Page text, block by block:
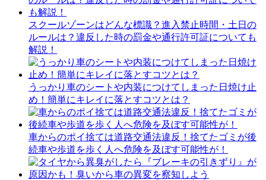
スクールゾーンはどんな標識？進入禁止時間・土日の
ルールは？違反した時の罰金や通行許可証についても
解説！
うっかり車のシートや内装につけてしまった日焼け止
め！簡単にキレイに落とすコツとは？
車からのポイ捨ては道路交通法違反！捨てたゴミが後
続車や歩道を歩く人へ危険を及ぼす可能性が！